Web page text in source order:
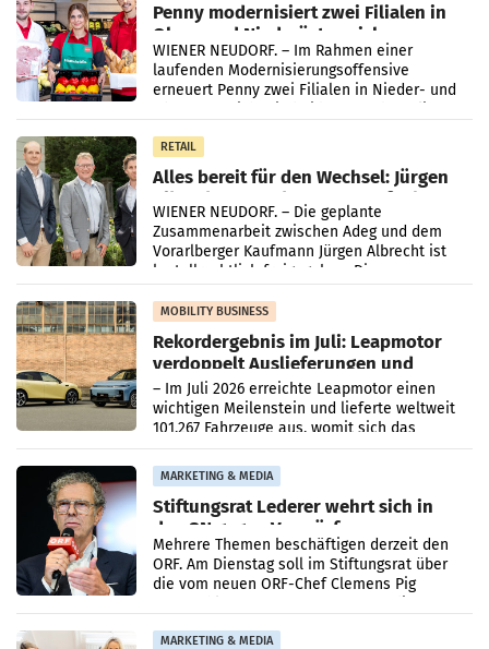
Penny modernisiert zwei Filialen in
Ober- und Niederösterreich
WIENER NEUDORF. – Im Rahmen einer
laufenden Modernisierungsoffensive
erneuert Penny zwei Filialen in Nieder- und
RETAIL
Alles bereit für den Wechsel: Jürgen
Albrecht setzt ab 1.1.2027 auf Adeg
WIENER NEUDORF. – Die geplante
Zusammenarbeit zwischen Adeg und dem
Vorarlberger Kaufmann Jürgen Albrecht ist
kartellrechtlich freigegeben: Die
Bundeswettbewerbsbehörde und der
Bundeskartellanwalt
MOBILITY BUSINESS
Rekordergebnis im Juli: Leapmotor
verdoppelt Auslieferungen und
überschreitet die 100.000er-Marke
– Im Juli 2026 erreichte Leapmotor einen
wichtigen Meilenstein und lieferte weltweit
101.267 Fahrzeuge aus, womit sich das
Ergebnis gegenüber Juli 2025 mehr als
verdoppelte (+102
MARKETING & MEDIA
Stiftungsrat Lederer wehrt sich in
den SN gegen Vorwürfe
Mehrere Themen beschäftigen derzeit den
ORF. Am Dienstag soll im Stiftungsrat über
die vom neuen ORF-Chef Clemens Pig
MARKETING & MEDIA